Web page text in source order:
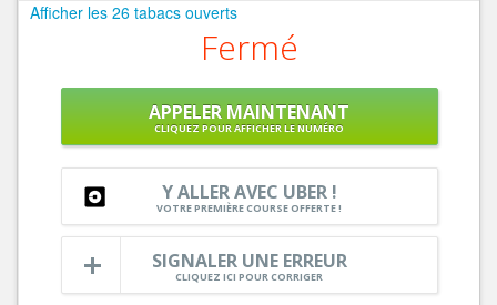
Afficher les 26 tabacs ouverts
Fermé
APPELER MAINTENANT
CLIQUEZ POUR AFFICHER LE NUMÉRO
Y ALLER AVEC UBER !
VOTRE PREMIÈRE COURSE OFFERTE !
SIGNALER UNE ERREUR
CLIQUEZ ICI POUR CORRIGER